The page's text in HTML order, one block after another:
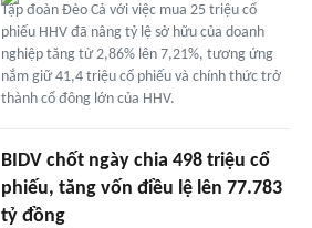
Tập đoàn Đèo Cả với việc mua 25 triệu cổ
phiếu HHV đã nâng tỷ lệ sở hữu của doanh
nghiệp tăng từ 2,86% lên 7,21%, tương ứng
nắm giữ 41,4 triệu cổ phiếu và chính thức trở
thành cổ đông lớn của HHV.
BIDV chốt ngày chia 498 triệu cổ
phiếu, tăng vốn điều lệ lên 77.783
tỷ đồng